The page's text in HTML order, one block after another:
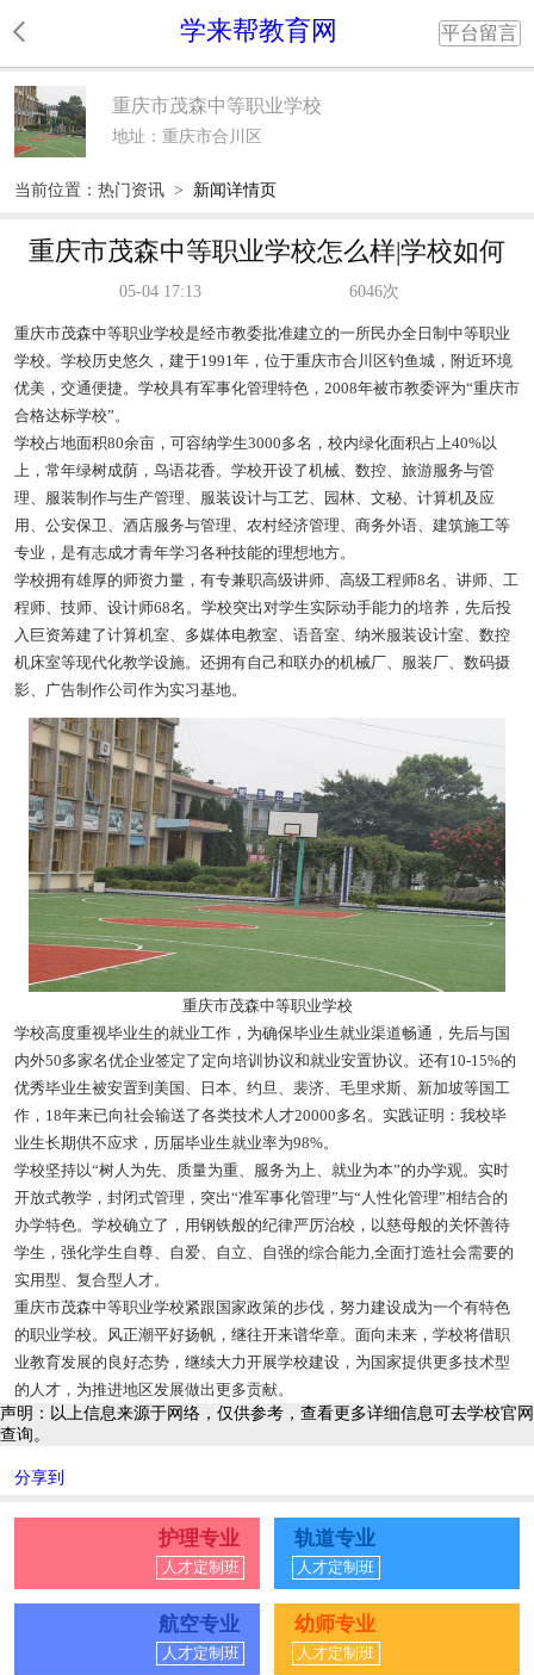
学来帮教育网 平台留言
重庆市茂森中等职业学校
地址：重庆市合川区
当前位置： 热门资讯 > 新闻详情页
重庆市茂森中等职业学校怎么样|学校如何
05-04 17:13 6046次
重庆市茂森中等职业学校是经市教委批准建立的一所民办全日制中等职业
学校。学校历史悠久，建于1991年，位于重庆市合川区钓鱼城，附近环境
优美，交通便捷。学校具有军事化管理特色，2008年被市教委评为“重庆市
合格达标学校”。
学校占地面积80余亩，可容纳学生3000多名，校内绿化面积占上40%以
上，常年绿树成荫，鸟语花香。学校开设了机械、数控、旅游服务与管
理、服装制作与生产管理、服装设计与工艺、园林、文秘、计算机及应
用、公安保卫、酒店服务与管理、农村经济管理、商务外语、建筑施工等
专业，是有志成才青年学习各种技能的理想地方。
学校拥有雄厚的师资力量，有专兼职高级讲师、高级工程师8名、讲师、工
程师、技师、设计师68名。学校突出对学生实际动手能力的培养，先后投
入巨资筹建了计算机室、多媒体电教室、语音室、纳米服装设计室、数控
机床室等现代化教学设施。还拥有自己和联办的机械厂、服装厂、数码摄
影、广告制作公司作为实习基地。
重庆市茂森中等职业学校
学校高度重视毕业生的就业工作，为确保毕业生就业渠道畅通，先后与国
内外50多家名优企业签定了定向培训协议和就业安置协议。还有10-15%的
优秀毕业生被安置到美国、日本、约旦、裴济、毛里求斯、新加坡等国工
作，18年来已向社会输送了各类技术人才20000多名。实践证明：我校毕
业生长期供不应求，历届毕业生就业率为98%。
学校坚持以“树人为先、质量为重、服务为上、就业为本”的办学观。实时
开放式教学，封闭式管理，突出“准军事化管理”与“人性化管理”相结合的
办学特色。学校确立了，用钢铁般的纪律严厉治校，以慈母般的关怀善待
学生，强化学生自尊、自爱、自立、自强的综合能力,全面打造社会需要的
实用型、复合型人才。
重庆市茂森中等职业学校紧跟国家政策的步伐，努力建设成为一个有特色
的职业学校。风正潮平好扬帆，继往开来谱华章。面向未来，学校将借职
业教育发展的良好态势，继续大力开展学校建设，为国家提供更多技术型
的人才，为推进地区发展做出更多贡献。
声明：以上信息来源于网络，仅供参考，查看更多详细信息可去学校官网
查询。
分享到
护理专业
人才定制班
轨道专业
人才定制班
航空专业
人才定制班
幼师专业
人才定制班